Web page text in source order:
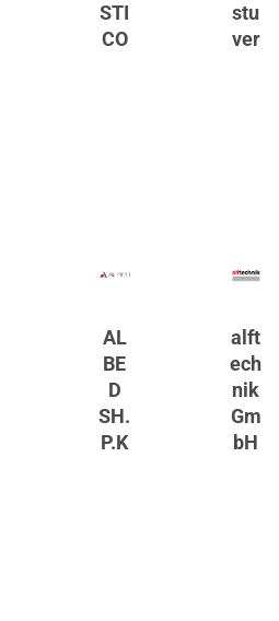
STI
CO
stu
ver
AL
BE
D
SH.
P.K
alft
ech
nik
Gm
bH